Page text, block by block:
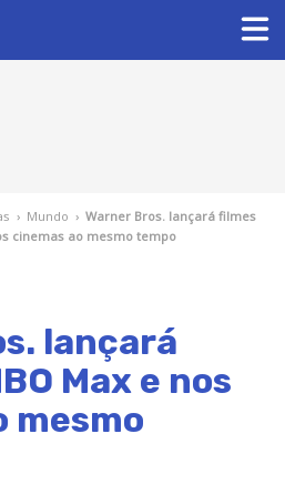
› Mundo › Warner Bros. lançará filmes
cinemas ao mesmo tempo
lançará
Max e nos
mesmo